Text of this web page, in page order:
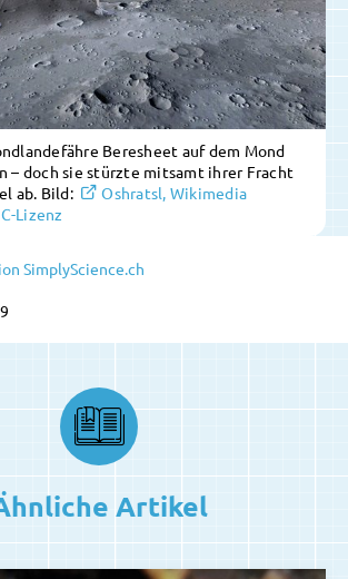
Beresheet auf dem Mond
– doch sie stürzte mitsamt ihrer Fracht
ab. Bild:
Oshratsl, Wikimedia
Lizenz
SimplyScience.ch
Artikel